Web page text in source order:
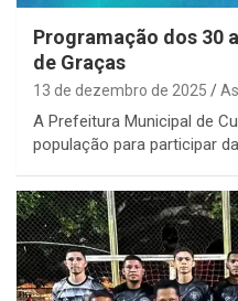
Programação dos 30
de Graças
13 de dezembro de 2025
A Prefeitura Municipal de
população para participar